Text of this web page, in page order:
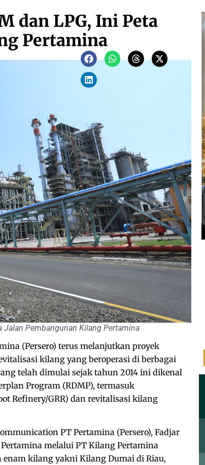
dan LPG, Ini Peta
Pertamina
Jalan Pembangunan Kilang Pertamina
(Persero) terus melanjutkan proyek
kilang yang beroperasi di berbagai
telah dimulai sejak tahun 2014 ini dikenal
Program (RDMP), termasuk
Refinery/GRR) dan revitalisasi kilang
PT Pertamina (Persero), Fadjar
melalui PT Kilang Pertamina
kilang yakni Kilang Dumai di Riau,